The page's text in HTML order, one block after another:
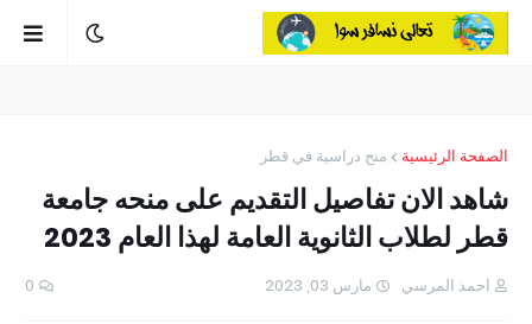
الصفحة الرئيسية منح دراسية في قطر
شاهد الان تفاصيل التقديم على منحه جامعة
قطر لطلاب الثانوية العامة لهذا العام 2023
احمد المرسي مارس 03, 2023 0